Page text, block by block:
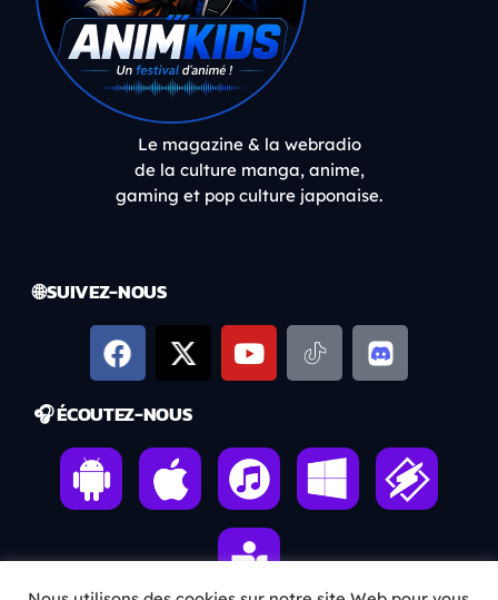
Le magazine & la webradio
de la culture manga, anime,
gaming et pop culture japonaise.
🌐 SUIVEZ-NOUS
🎧 ÉCOUTEZ-NOUS